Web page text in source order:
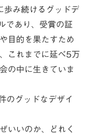
歩み続けるグッドデ
であり、受賞の証
目的を果たすため
これまでに延べ5万
の中に生きていま
のグッドなデザイ
いいのか、どれく